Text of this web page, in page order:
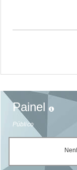
Painel
Público